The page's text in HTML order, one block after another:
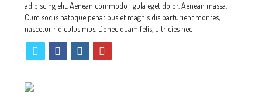
adipiscing elit. Aenean commodo ligula eget dolor. Aenean massa.
Cum sociis natoque penatibus et magnis dis parturient montes,
nascetur ridiculus mus. Donec quam felis, ultricies nec
twitter facebookinstagram